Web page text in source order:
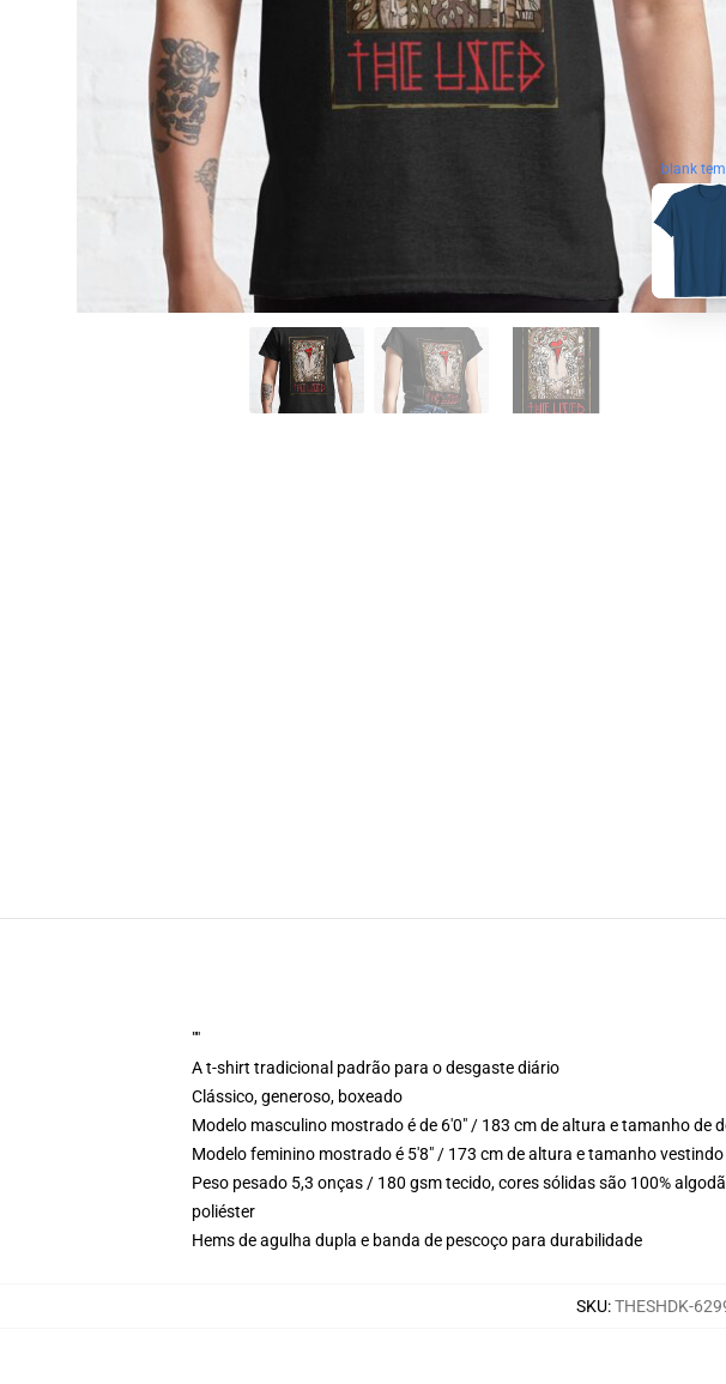
blank
""
A t-shirt tradicional padrão para o desgaste diário
Clássico, generoso, boxeado
Modelo masculino mostrado é de 6'0" / 183 cm de altura e tamanho de
Modelo feminino mostrado é 5'8" / 173 cm de altura e tamanho
Peso pesado 5,3 onças / 180 gsm tecido, cores sólidas são 100%
poliéster
Hems de agulha dupla e banda de pescoço para durabilidade
SKU:THESHDK-